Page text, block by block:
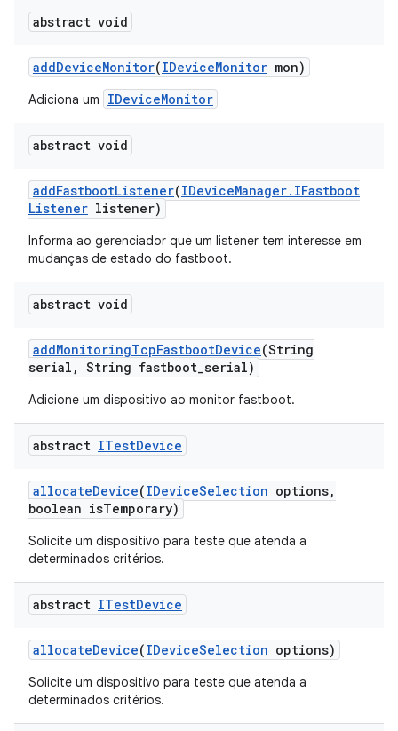
abstract void
addDeviceMonitor(IDeviceMonitor mon)
Adiciona um IDeviceMonitor
abstract void
addFastbootListener(IDeviceManager. IFastboot
Listener listener)
Informa ao gerenciador que um listener tem interesse em
mudanças de estado do fastboot.
abstract void
addMonitoringTcpFastbootDevice(String
serial , String fastboot_serial)
Adicione um dispositivo ao monitor fastboot.
abstract ITestDevice
allocateDevice(IDeviceSelection options,
boolean isTemporary)
Solicite um dispositivo para teste que atenda a
determinados critérios.
abstract ITestDevice
allocateDevice(IDeviceSelection options)
Solicite um dispositivo para teste que atenda a
determinados critérios.